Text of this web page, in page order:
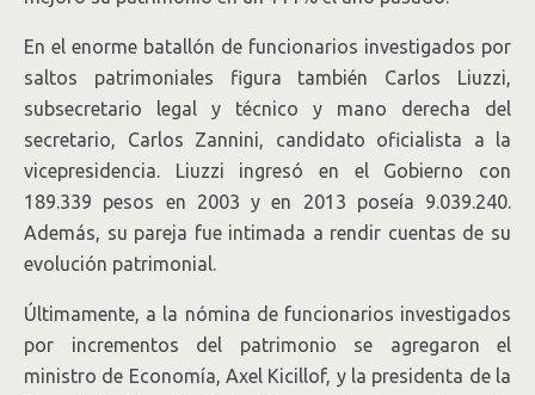
En el enorme batallón de funcionarios investigados por
saltos patrimoniales figura también Carlos Liuzzi,
subsecretario legal y técnico y mano derecha del
secretario, Carlos Zannini, candidato oficialista a la
vicepresidencia. Liuzzi ingresó en el Gobierno con
189.339 pesos en 2003 y en 2013 poseía 9.039.240.
Además, su pareja fue intimada a rendir cuentas de su
evolución patrimonial.
Últimamente, a la nómina de funcionarios investigados
por incrementos del patrimonio se agregaron el
ministro de Economía, Axel Kicillof, y la presidenta de la